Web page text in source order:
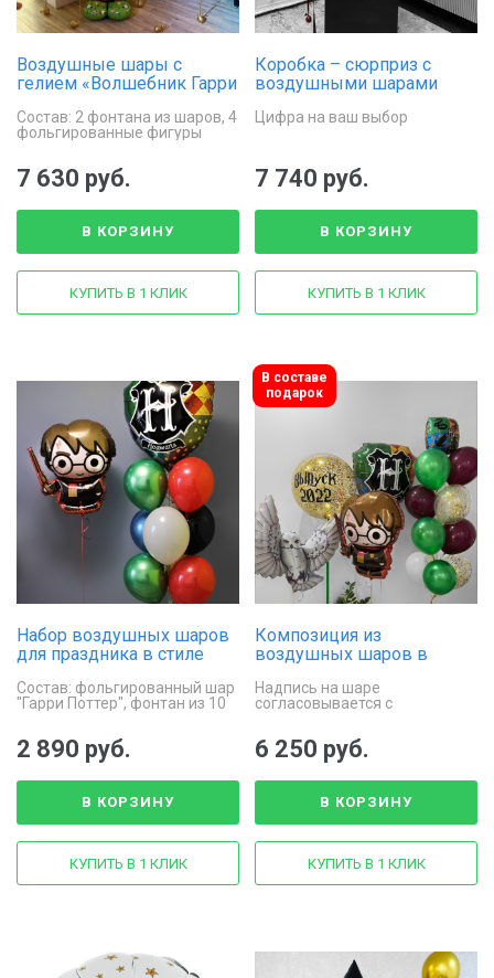
Воздушные шары с
гелием «Волшебник Гарри
Состав: 2 фонтана из шаров, 4
фольгированные фигуры
7 630 руб.
В КОРЗИНУ
КУПИТЬ В 1 КЛИК
Коробка – сюрприз с
воздушными шарами
Цифра на ваш выбор
7 740 руб.
В КОРЗИНУ
КУПИТЬ В 1 КЛИК
Набор воздушных шаров
для праздника в стиле
Состав: фольгированный шар
"Гарри Поттер", фонтан из 10
2 890 руб.
В КОРЗИНУ
КУПИТЬ В 1 КЛИК
В составе
подарок
Композиция из
воздушных шаров в
Надпись на шаре
согласовывается с
6 250 руб.
В КОРЗИНУ
КУПИТЬ В 1 КЛИК